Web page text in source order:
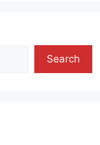
Search